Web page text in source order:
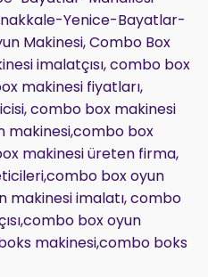
Yenice-Bayatlar-
Makinesi, Combo Box
imalatçısı, combo box
makinesi fiyatları,
combo box makinesi
makinesi,combo box
makinesi üreten firma,
box oyun
makinesi imalatı, combo
box oyun
makinesi,combo boks